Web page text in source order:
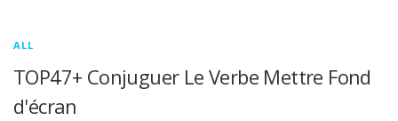
ALL
TOP47+ Conjuguer Le Verbe Mettre Fond
d'écran